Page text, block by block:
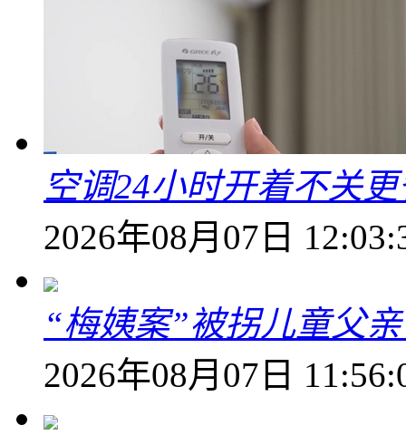
空调24小时开着不关
2026年08月07日
“梅姨案”被拐儿童父
2026年08月07日